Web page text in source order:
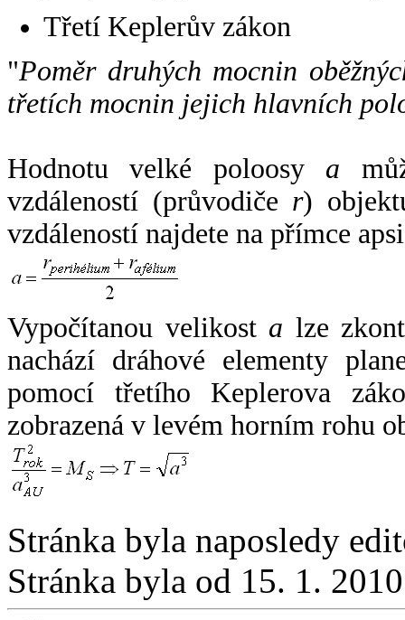
Třetí Keplerův zákon
"Poměr druhých mocnin
třetích mocnin jejich hlavních
Hodnotu velké poloosy a
vzdáleností (průvodiče r)
vzdáleností najdete na přímce
Vypočítanou velikost a lze
nachází dráhové elementy
pomocí třetího Keplerova
zobrazená v levém horním rohu
Stránka byla naposledy
Stránka byla od 15. 1.